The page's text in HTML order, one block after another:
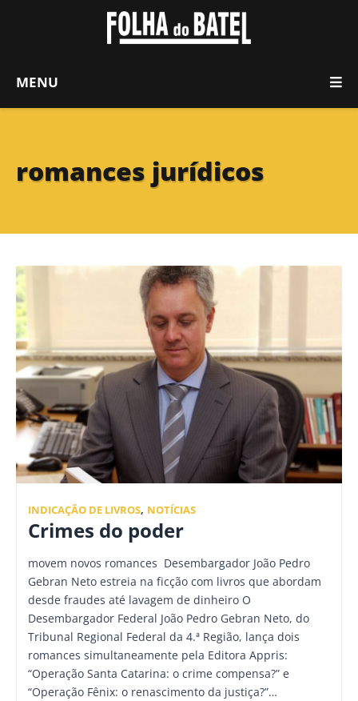
MENU
romances jurídicos
INDICAÇÃO DE LIVROS, NOTÍCIAS
Crimes do poder
movem novos romances Desembargador João Pedro
Gebran Neto estreia na ficção com livros que abordam
desde fraudes até lavagem de dinheiro O
Desembargador Federal João Pedro Gebran Neto, do
Tribunal Regional Federal da 4.ª Região, lança dois
romances simultaneamente pela Editora Appris:
“Operação Santa Catarina: o crime compensa?” e
“Operação Fênix: o renascimento da justiça?”…